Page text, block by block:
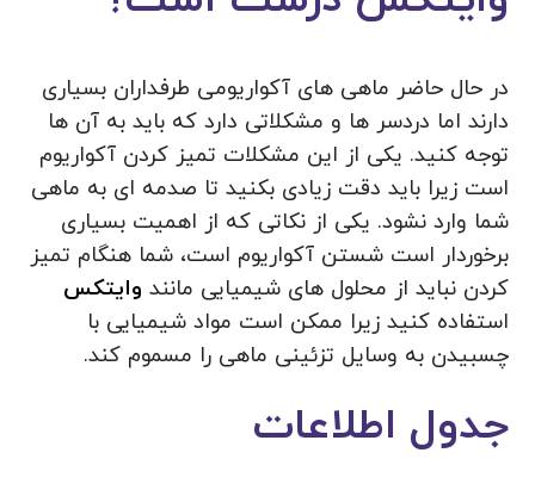
در حال حاضر ماهی های آکواریومی طرفداران بسیاری
دارند اما دردسر ها و مشکلاتی دارد که باید به آن ها
توجه کنید. یکی از این مشکلات تمیز کردن آکواریوم
است زیرا باید دقت زیادی بکنید تا صدمه ای به ماهی
شما وارد نشود. یکی از نکاتی که از اهمیت بسیاری
برخوردار است شستن آکواریوم است، شما هنگام تمیز
کردن نباید از محلول های شیمیایی مانند وایتکس
استفاده کنید زیرا ممکن است مواد شیمیایی با
چسبیدن به وسایل تزئینی ماهی را مسموم کند.
جدول اطلاعات